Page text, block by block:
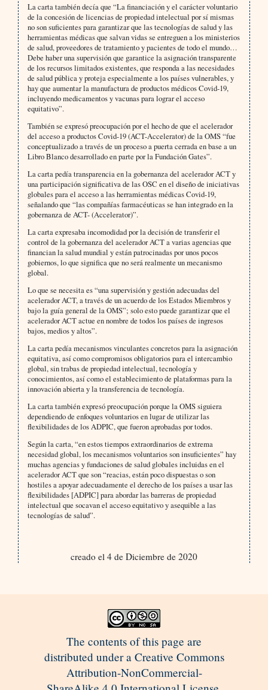
La carta también decía que “La financiación y el carácter voluntario
de la concesión de licencias de propiedad intelectual por sí mismas
no son suficientes para garantizar que las tecnologías de salud y las
herramientas médicas que salvan vidas se entreguen a los ministerios
de salud, proveedores de tratamiento y pacientes de todo el mundo…
Debe haber una supervisión que garantice la asignación transparente
de los recursos limitados existentes, que responda a las necesidades
de salud pública y proteja especialmente a los países vulnerables, y
hay que aumentar la manufactura de productos médicos Covid-19,
incluyendo medicamentos y vacunas para lograr el acceso
equitativo”.
También se expresó preocupación por el hecho de que el acelerador
del acceso a productos Covid-19 (ACT-Accelerator) de la OMS “fue
conceptualizado a través de un proceso a puerta cerrada en base a un
Libro Blanco desarrollado en parte por la Fundación Gates”.
La carta pedía transparencia en la gobernanza del acelerador ACT y
una participación significativa de las OSC en el diseño de iniciativas
globales para el acceso a las herramientas médicas Covid-19,
señalando que “las compañías farmacéuticas se han integrado en la
gobernanza de ACT- (Accelerator)”.
La carta expresaba incomodidad por la decisión de transferir el
control de la gobernanza del acelerador ACT a varias agencias que
financian la salud mundial y están patrocinadas por unos pocos
gobiernos, lo que significa que no será realmente un mecanismo
global.
Lo que se necesita es “una supervisión y gestión adecuadas del
acelerador ACT, a través de un acuerdo de los Estados Miembros y
bajo la guía general de la OMS”; solo esto puede garantizar que el
acelerador ACT actue en nombre de todos los países de ingresos
bajos, medios y altos”.
La carta pedía mecanismos vinculantes concretos para la asignación
equitativa, así como compromisos obligatorios para el intercambio
global, sin trabas de propiedad intelectual, tecnología y
conocimientos, así como el establecimiento de plataformas para la
innovación abierta y la transferencia de tecnología.
La carta también expresó preocupación porque la OMS siguiera
dependiendo de enfoques voluntarios en lugar de utilizar las
flexibilidades de los ADPIC, que fueron aprobadas por todos.
Según la carta, “en estos tiempos extraordinarios de extrema
necesidad global, los mecanismos voluntarios son insuficientes” hay
muchas agencias y fundaciones de salud globales incluidas en el
acelerador ACT que son “reacias, están poco dispuestas o son
hostiles a apoyar adecuadamente el derecho de los países a usar las
flexibilidades [ADPIC] para abordar las barreras de propiedad
intelectual que socavan el acceso equitativo y asequible a las
tecnologías de salud”.
creado el 4 de Diciembre de 2020
The contents of this page are
distributed under a Creative Commons
Attribution-NonCommercial-